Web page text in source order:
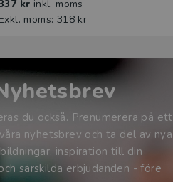
kr inkl. moms
Exkl. moms: 318 kr
du också. Prenumerera på ett
nyhetsbrev och ta del av nya
inspiration till din
särskilda erbjudanden - före